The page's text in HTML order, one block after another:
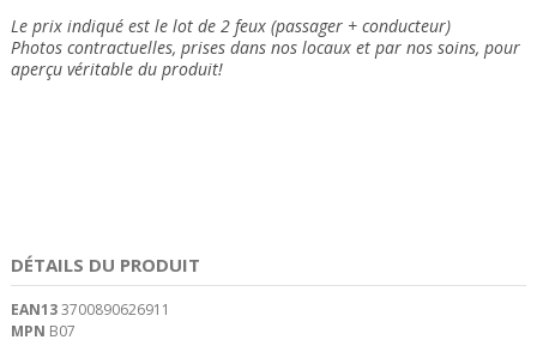
Le prix indiqué est le lot de 2 feux (passager + conducteur)
Photos contractuelles, prises dans nos locaux et par nos soins, pour
aperçu véritable du produit!
DÉTAILS DU PRODUIT
EAN133700890626911
MPN B07